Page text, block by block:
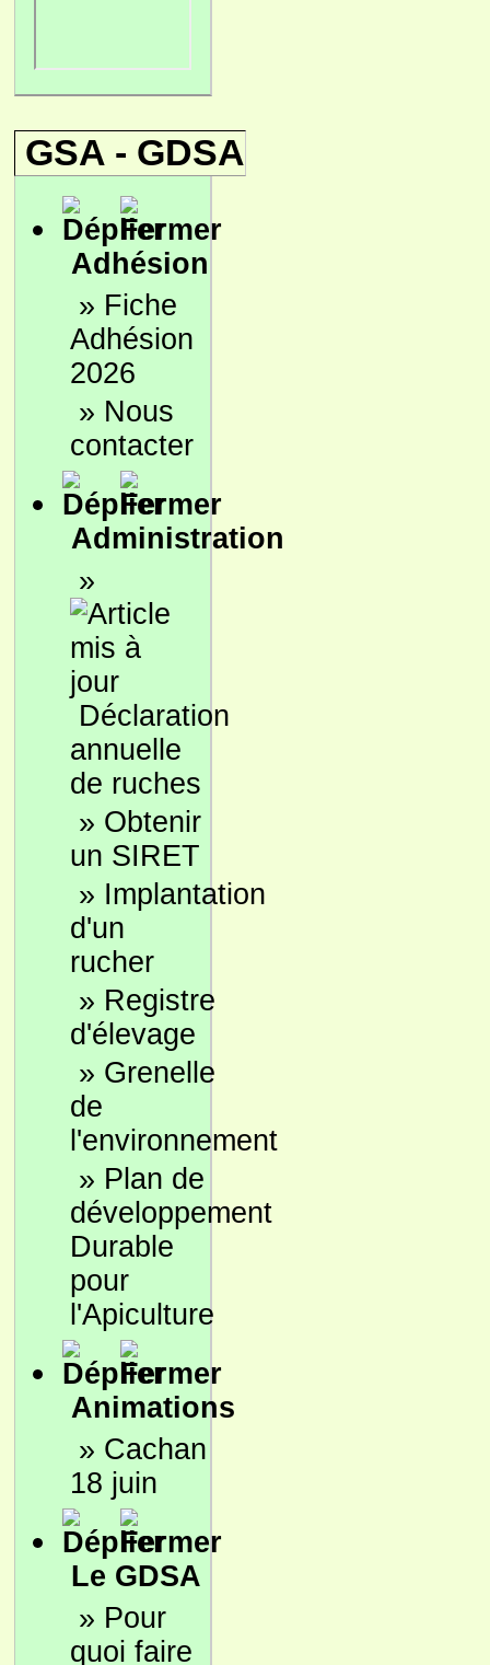
GSA - GDSA
Adhésion
» Fiche
Adhésion
2026
» Nous
contacter
Administration
»
Déclaration
annuelle
de ruches
» Obtenir
un SIRET
» Implantation
d'un
rucher
» Registre
d'élevage
» Grenelle
de
l'environnement
» Plan de
développement
Durable
pour
l'Apiculture
Animations
» Cachan
18 juin
Le GDSA
» Pour
quoi faire